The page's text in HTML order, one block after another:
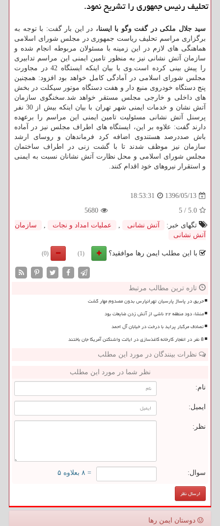
تحلیف رئیس جمهوری را تشریح نمود.
سید جلال ملكی در گفت وگو با ایسنا، در این بار گفت: با توجه به
برگزاری مراسم تحلیف ریاست جمهوری در مجلس شورای اسلامی
هماهنگی های لازم در این زمینه با مسئولان مربوطه انجام شده و
سازمان آتش نشانی نیز به منظور تامین ایمنی این مراسم تدابیری
را پیش بینی كرده است.وی با بیان اینكه ایستگاه 42 در مجاورت
مجلس شورای اسلامی در آمادگی كامل خواهد بود افزود: همچنین
پنج دستگاه خودروی منبع دار و هفت دستگاه موتور سیكلت در بخش
های داخلی و خارجی مجلس مستقر خواهد شد.سخنگوی سازمان
آتش نشان و خدمات ایمنی شهر تهران با بیان اینكه بیش از 30 نفر
پرسنل آتش نشانی مسئولیت تامین ایمنی این مراسم را برعهده
دارند گفت: علاوه بر این، ایستگاه های اطراف مجلس نیز در آماده
باش صددرصد هستندوی اضافه كرد فرماندهان و روسای ارشد
سازمان نیز موظف شدند تا با گشت زنی در اطراف ساختمان
مجلس شورای اسلامی و محل نظارت آتش نشانان نسبت به ایمنی
و استقرار نیروهای خود اقدام كنند.
1396/05/13
18:53:31
5.0
/
5
5680
تگهای خبر:
آتش نشانی , عملیات امداد و نجات ,
سازمان
آتش نشانی
با این مطلب ایمن رها موافقید؟ (1)
(0)
تازه ترین مطالب مرتبط
حریق در پاساژ پارسیان تهرانپارس بدون مصدوم مهار گشت
منشاء دود منطقه ۲۲ ناشی از آتش زدن ضایعات بود
تصادف مرگبار پراید با درخت در خیابان آل احمد
8 نفر در انفجار کارخانه کاغذسازی در ایالت واشنگتن آمریکا جان باختند
نظرات بینندگان در مورد این مطلب
نظر شما در مورد این مطلب
نام:
ایمیل:
نظر:
سوال: = ۸ بعلاوه ۵
دوستان ایمن رها